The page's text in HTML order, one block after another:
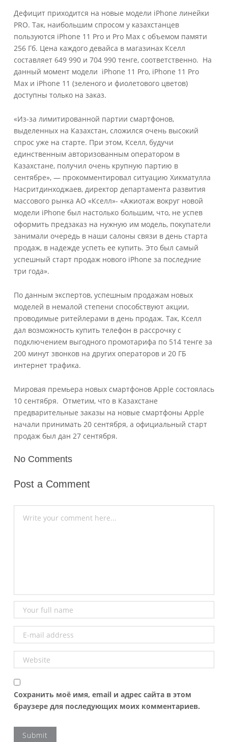
Дефицит приходится на новые модели iPhone линейки
PRO. Так, наибольшим спросом у казахстанцев
пользуются iPhone 11 Pro и Pro Max с объемом памяти
256 Гб. Цена каждого девайса в магазинах Кселл
составляет 649 990 и 704 990 тенге, соответственно. На
данный момент модели iPhone 11 Pro, iPhone 11 Pro
Max и iPhone 11 (зеленого и фиолетового цветов)
доступны только на заказ.
«Из-за лимитированной партии смартфонов,
выделенных на Казахстан, сложился очень высокий
спрос уже на старте. При этом, Кселл, будучи
единственным авторизованным оператором в
Казахстане, получил очень крупную партию в
сентябре», — прокомментировал ситуацию Хикматулла
Насритдинходжаев, директор департамента развития
массового рынка АО «Кселл»- «Ажиотаж вокруг новой
модели iPhone был настолько большим, что, не успев
оформить предзаказ на нужную им модель, покупатели
занимали очередь в наши салоны связи в день старта
продаж, в надежде успеть ее купить. Это был самый
успешный старт продаж нового iPhone за последние
три года».
По данным экспертов, успешным продажам новых
моделей в немалой степени способствуют акции,
проводимые ритейлерами в день продаж. Так, Кселл
дал возможность купить телефон в рассрочку с
подключением выгодного промотарифа по 514 тенге за
200 минут звонков на других операторов и 20 ГБ
интернет трафика.
Мировая премьера новых смартфонов Apple состоялась
10 сентября. Отметим, что в Казахстане
предварительные заказы на новые смартфоны Apple
начали принимать 20 сентября, а официальный старт
продаж был дан 27 сентября.
No Comments
Post a Comment
Сохранить моё имя, email и адрес сайта в этом
браузере для последующих моих комментариев.